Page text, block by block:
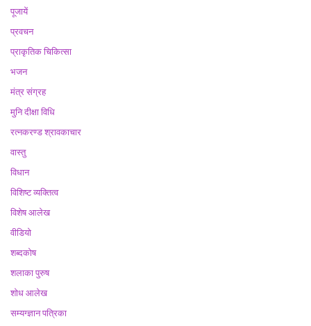
पूजायें
प्रवचन
प्राकृतिक चिकित्सा
भजन
मंत्र संग्रह
मुनि दीक्षा विधि
रत्नकरण्ड श्रावकाचार
वास्तु
विधान
विशिष्ट व्यक्तित्व
विशेष आलेख
वीडियो
शब्दकोष
शलाका पुरुष
शोध आलेख
सम्यग्ज्ञान पत्रिका